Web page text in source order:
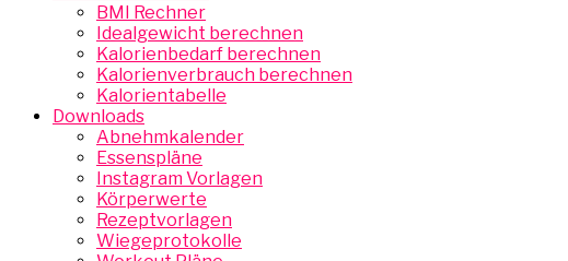
BMI Rechner
Idealgewicht berechnen
Kalorienbedarf berechnen
Kalorienverbrauch berechnen
Kalorientabelle
Downloads
Abnehmkalender
Essenspläne
Instagram Vorlagen
Körperwerte
Rezeptvorlagen
Wiegeprotokolle